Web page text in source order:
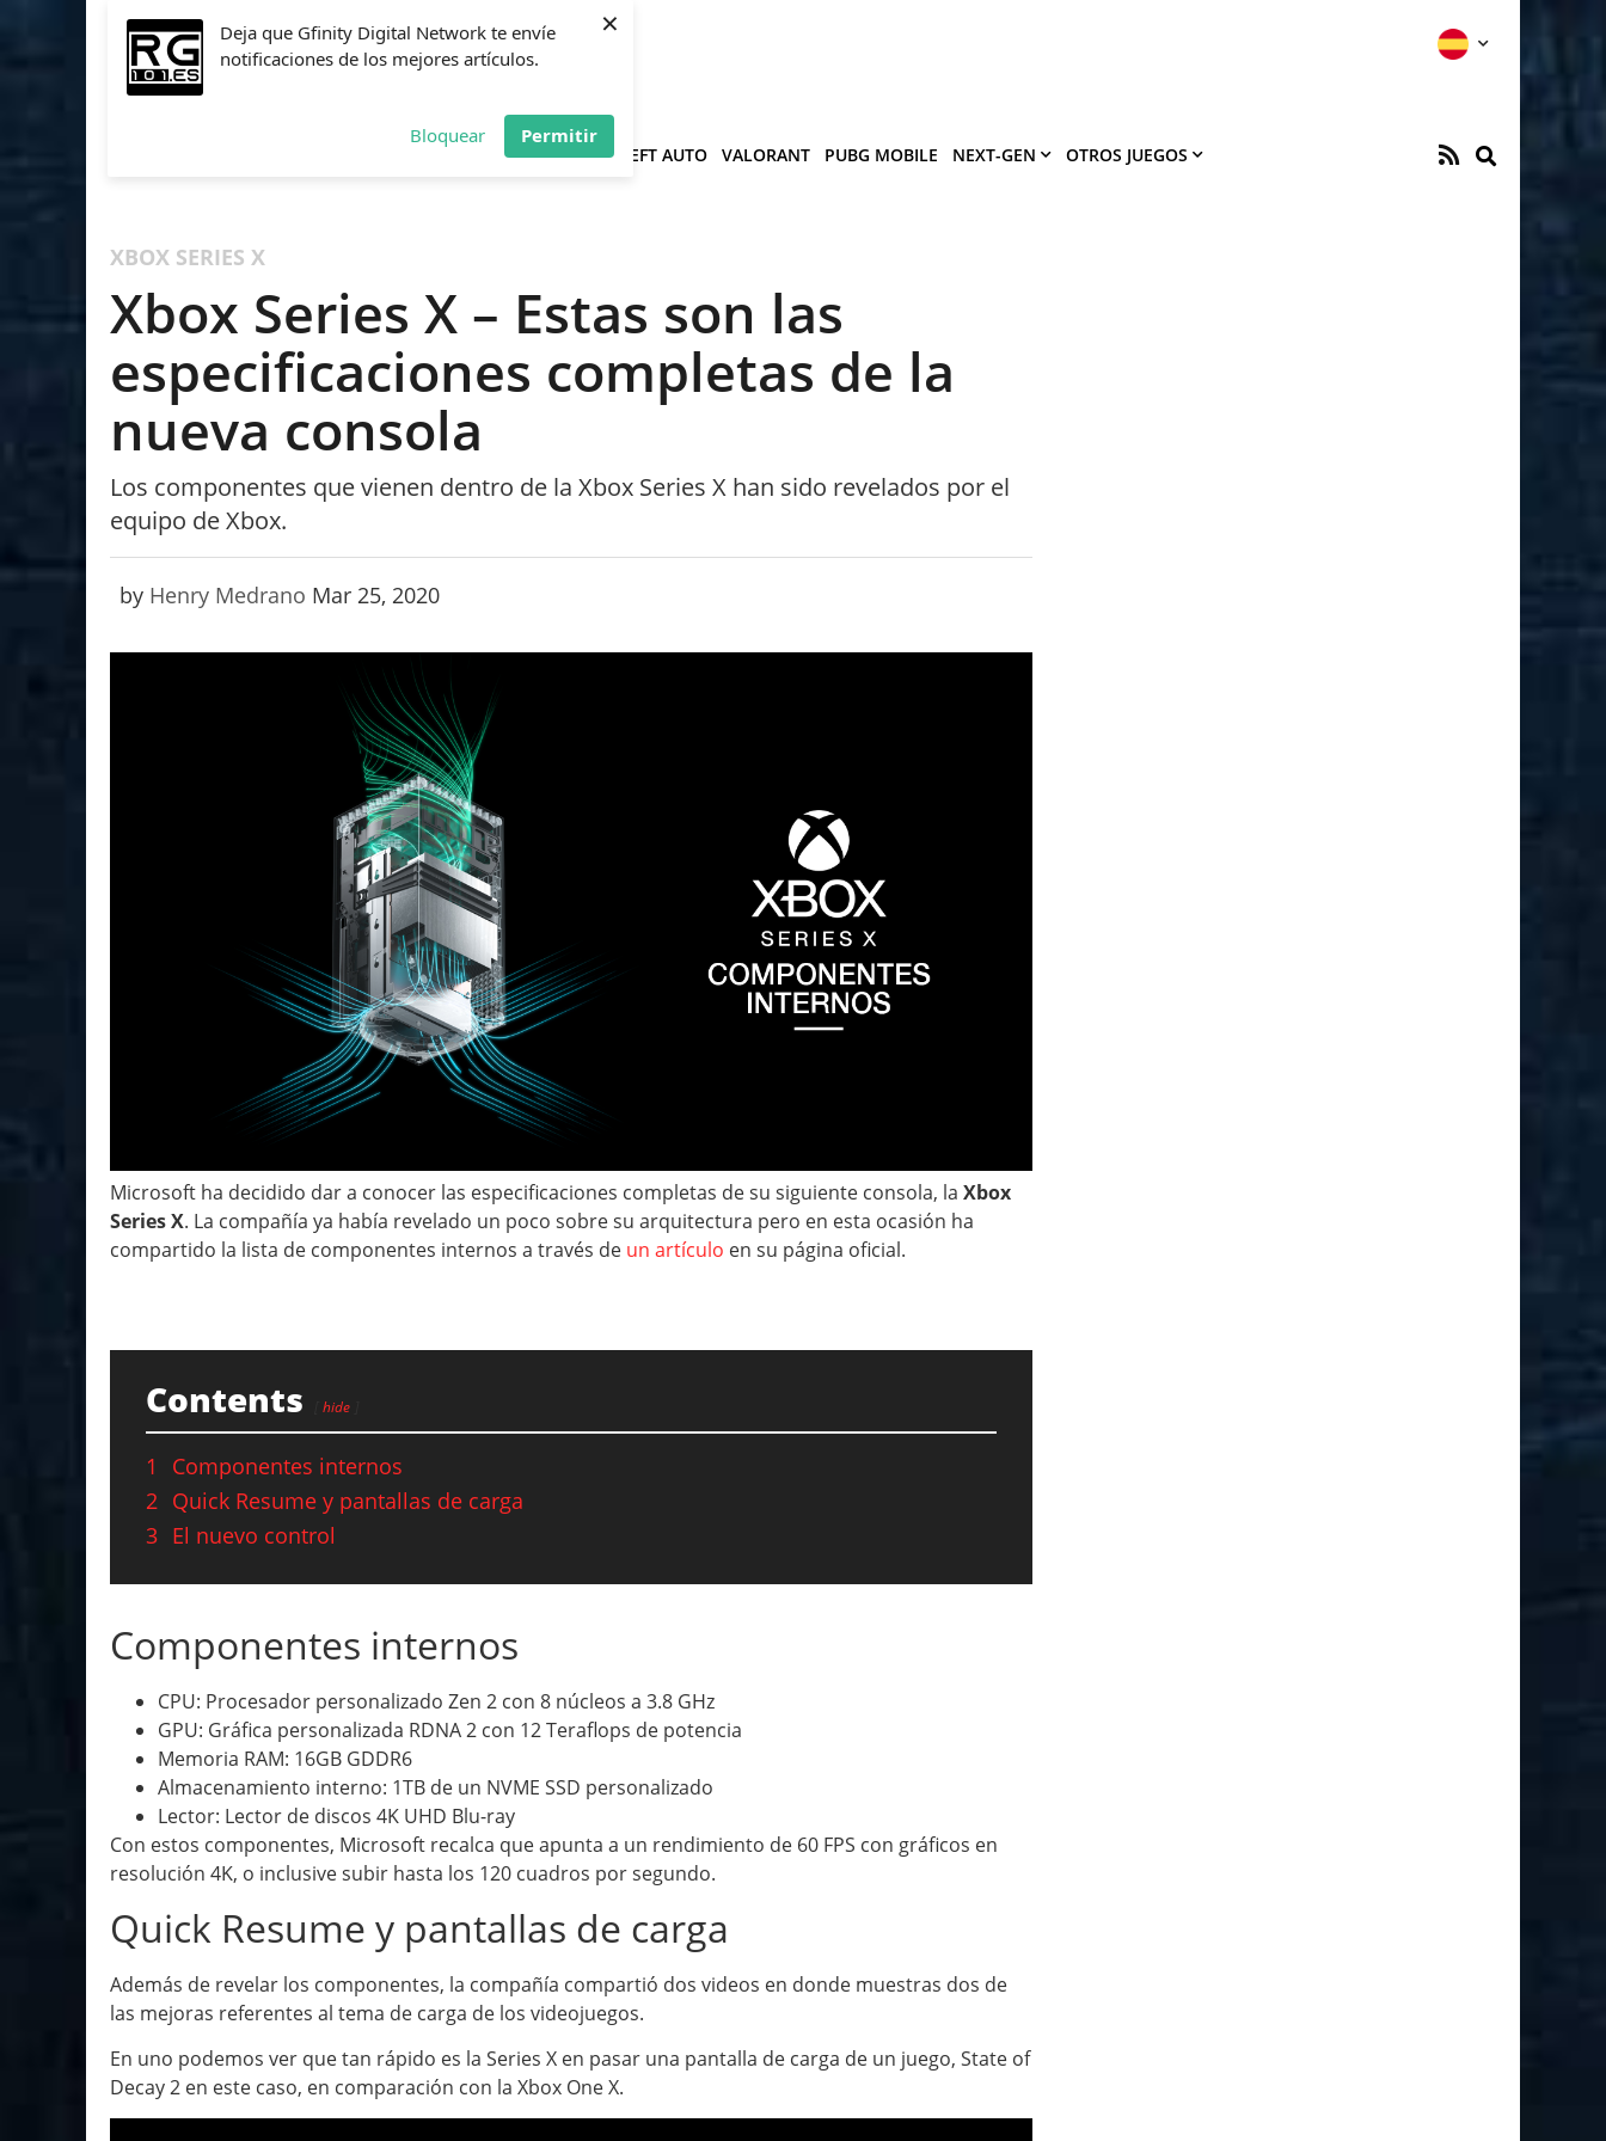
Deja que Gfinity Digital Network te envíe
notificaciones de los mejores artículos.
Bloquear Permitir
×
FORTNITE PES GRAND THEFT AUTO VALORANT PUBG MOBILE NEXT-GEN OTROS JUEGOS
XBOX SERIES X
Xbox Series X – Estas son las
especificaciones completas de la
nueva consola
Los componentes que vienen dentro de la Xbox Series X han sido revelados por el
equipo de Xbox.
by Henry Medrano Mar 25, 2020
Microsoft ha decidido dar a conocer las especificaciones completas de su siguiente consola, la Xbox
Series X. La compañía ya había revelado un poco sobre su arquitectura pero en esta ocasión ha
compartido la lista de componentes internos a través de un artículo en su página oficial.
Contents hide
1
Componentes internos
2 Quick Resume y pantallas de carga
3 El nuevo control
Componentes internos
CPU: Procesador personalizado Zen 2 con 8 núcleos a 3.8 GHz
GPU: Gráfica personalizada RDNA 2 con 12 Teraflops de potencia
Memoria RAM: 16GB GDDR6
Almacenamiento interno: 1TB de un NVME SSD personalizado
Lector: Lector de discos 4K UHD Blu-ray
Con estos componentes, Microsoft recalca que apunta a un rendimiento de 60 FPS con gráficos en
resolución 4K, o inclusive subir hasta los 120 cuadros por segundo.
Quick Resume y pantallas de carga
Además de revelar los componentes, la compañía compartió dos videos en donde muestras dos de
las mejoras referentes al tema de carga de los videojuegos.
En uno podemos ver que tan rápido es la Series X en pasar una pantalla de carga de un juego, State of
Decay 2 en este caso, en comparación con la Xbox One X.